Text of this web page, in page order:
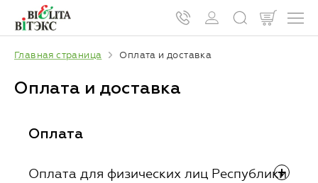
Главная страница Оплата и доставка
Оплата и доставка
Оплата
Оплата для физических лиц Республики